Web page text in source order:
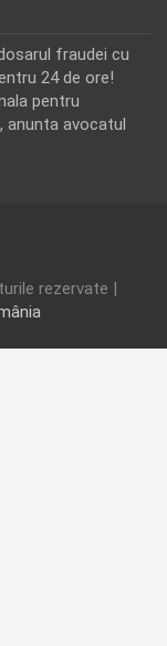
fraudei cu
24 de ore!
pentru
anunta avocatul
rezervate |